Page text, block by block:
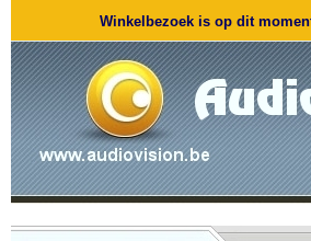
Winkelbezoek is op dit